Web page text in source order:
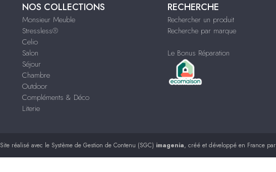
NOS COLLECTIONS
Monsieur Meuble
Stressless®
Celio
Salon
Séjour
Chambre
Outdoor
Compléments & Déco
Literie
RECHERCHE
Rechercher un produit
Recherche par marque
Le Bonus Réparation
Site réalisé avec le Système de Gestion de Contenu (SGC) imagenia, créé et développé en France par